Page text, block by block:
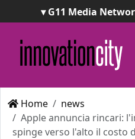
▾ G11 Media
ImpresaCity |
Awards
Italian Project
Awards
Home
news
Apple annuncia rincari:
spinge verso l'alto il costo